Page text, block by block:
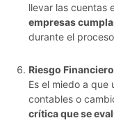
llevar las cuentas
empresas
durante el
Riesgo Financiero
Es el miedo a que
contables o
crítica que se